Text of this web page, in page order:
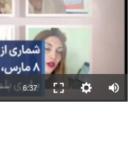
available
6:37